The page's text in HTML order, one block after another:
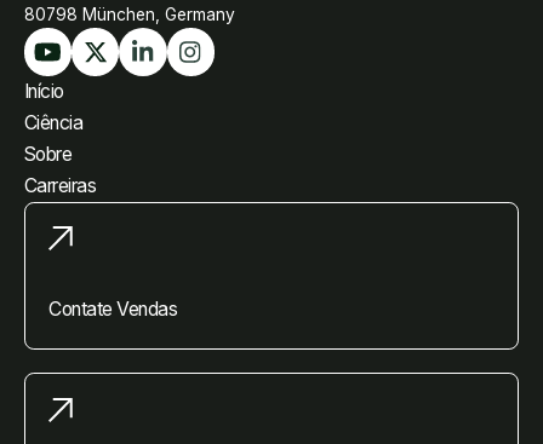
80798 München, Germany
Início
Ciência
Sobre
Carreiras
Contate Vendas